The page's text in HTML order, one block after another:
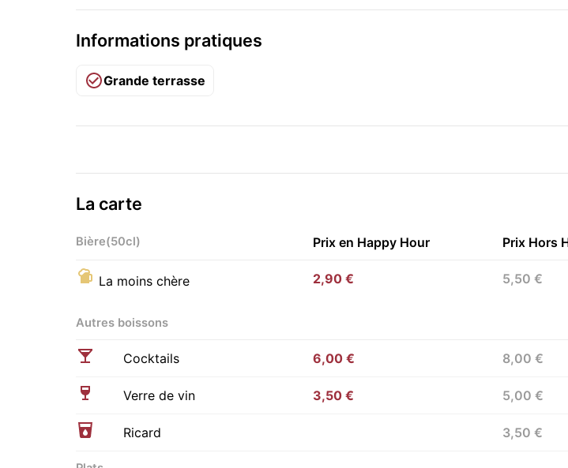
Informations pratiques
Grande terrasse
La carte
Bière(50cl) Prix en Happy Hour Prix Hors
La moins chère 2,90 € 5,50 €
Autres boissons
Cocktails 6,00 € 8,00 €
Verre de vin 3,50 € 5,00 €
Ricard 3,50 €